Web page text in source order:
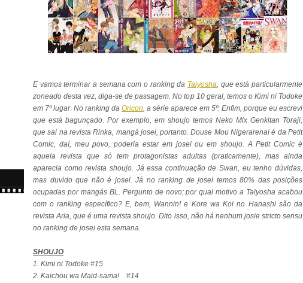
E vamos terminar a semana com o ranking da Taiyosha, que está particularmente
zoneado desta vez, diga-se de passagem. No top 10 geral, temos o Kimi ni Todoke
em 7º lugar. No ranking da Oricon, a série aparece em 5º. Enfim, porque eu escrevi
que está bagunçado. Por exemplo, em shoujo temos Neko Mix Genkitan Toraji,
que sai na revista Rinka, mangá josei, portanto. Douse Mou Nigerarenai é da Petit
Comic, daí, meu povo, poderia estar em josei ou em shoujo. A Petit Comic é
aquela revista que só tem protagonistas adultas (praticamente), mas ainda
aparecia como revista shoujo. Já essa continuação de Swan, eu tenho dúvidas,
mas duvido que não é josei. Já no ranking de josei temos 80% das posições
ocupadas por mangás BL. Pergunto de novo; por qual motivo a Taiyosha acabou
com o ranking específico? E, bem, Wannin! e Kore wa Koi no Hanashi são da
revista Aria, que é uma revista shoujo. Dito isso, não há nenhum josie stricto sensu
no ranking de josei esta semana.
SHOUJO
1. Kimi ni Todoke #15
2. Kaichou wa Maid-sama! #14